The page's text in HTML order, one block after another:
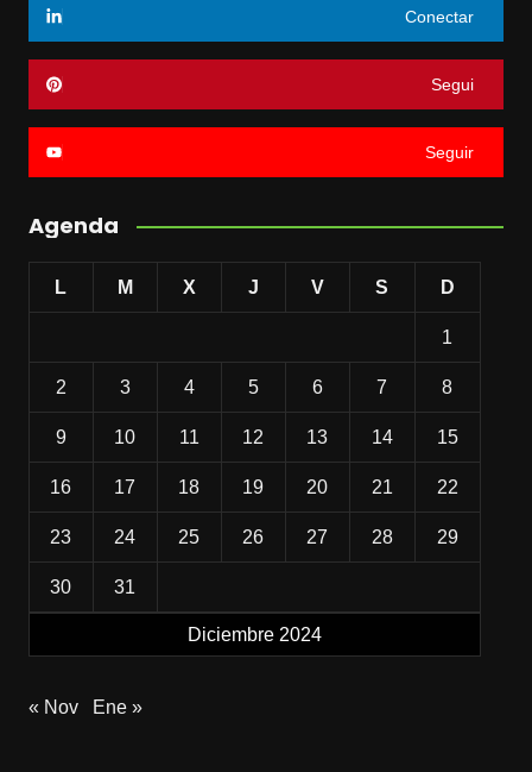
Conectar
Segui
Seguir
Agenda
Diciembre 2024
L M X J V S D
1
2 3 4 5 6 7 8
9 10 11 12 13 14 15
16 17 18 19 20 21 22
23 24 25 26 27 28 29
30 31
« Nov Ene »